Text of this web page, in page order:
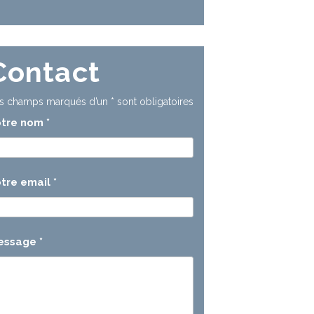
champs marqués d’un * sont obligatoires
nom *
email *
*